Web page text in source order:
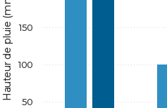
Hauteur de pluie (mm)
50
100
150